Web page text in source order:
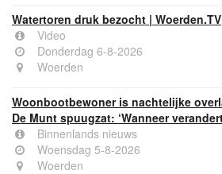
Watertoren druk bezocht | Woerden.TV
Video
Donderdag 6-8-2026
Woerden
Woonbootbewoner is nachtelijke
De Munt spuugzat: ‘Wanneer
Binnenlands nieuws
Woensdag 5-8-2026
Woerden